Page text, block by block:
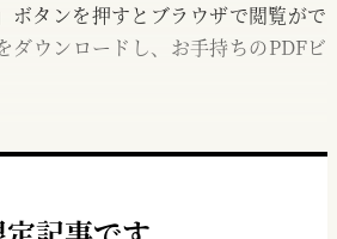
タンを押すとブラウザで閲覧がで
ダウンロードし、お手持ちのPDFビ